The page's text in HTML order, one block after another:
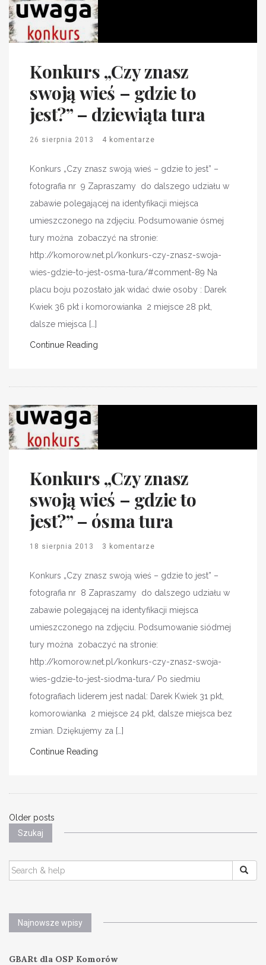
Konkurs „Czy znasz
swoją wieś – gdzie to
jest?” – dziewiąta tura
26 sierpnia 2013 4 komentarze
Konkurs „Czy znasz swoją wieś – gdzie to jest” –
fotografia nr 9 Zapraszamy do dalszego udziału w
zabawie polegającej na identyfikacji miejsca
umieszczonego na zdjęciu. Podsumowanie ósmej
tury można zobaczyć na stronie:
http://komorow.net.pl/konkurs-czy-znasz-swoja-
wies-gdzie-to-jest-osma-tura/#comment-89 Na
placu boju pozostało jak widać dwie osoby : Darek
Kwiek 36 pkt i komorowianka 2 miejsce 28 pkt,
dalsze miejsca […]
Continue Reading
Konkurs „Czy znasz
swoją wieś – gdzie to
jest?” – ósma tura
18 sierpnia 2013 3 komentarze
Konkurs „Czy znasz swoją wieś – gdzie to jest” –
fotografia nr 8 Zapraszamy do dalszego udziału w
zabawie polegającej na identyfikacji miejsca
umieszczonego na zdjęciu. Podsumowanie siódmej
tury można zobaczyć na stronie:
http://komorow.net.pl/konkurs-czy-znasz-swoja-
wies-gdzie-to-jest-siodma-tura/ Po siedmiu
fotografiach liderem jest nadal: Darek Kwiek 31 pkt,
komorowianka 2 miejsce 24 pkt, dalsze miejsca bez
zmian. Dziękujemy za […]
Continue Reading
Posts
navigation
Older posts
Szukaj
SEARCH
FOR:
Najnowsze wpisy
GBARt dla OSP Komorów